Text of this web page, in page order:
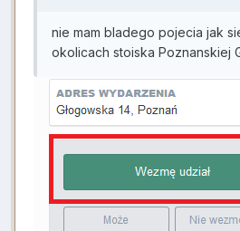
nie mam bladego pojecia jak
okolicach stoiska Poznanskiej